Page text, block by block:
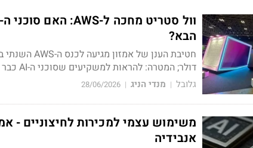
הבא?
דולר; המטרה: להראות למשקיעים שסוכני ה-AI כבר מייצרים שימושים אמיתיים, ולא רק הבטחות
גלובל | מנדי הניג |
28/06/2026
אנבידיה